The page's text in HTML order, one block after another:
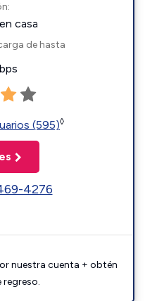
casa
de hasta
(595)◊
4276
nuestra cuenta + obtén